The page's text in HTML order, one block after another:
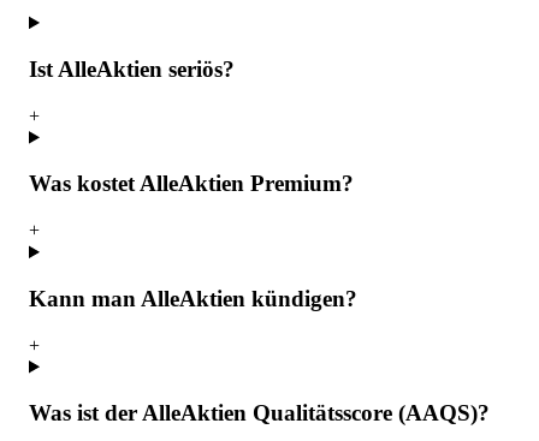
Ist AlleAktien seriös?
+
Was kostet AlleAktien Premium?
+
Kann man AlleAktien kündigen?
+
Was ist der AlleAktien Qualitätsscore (AAQS)?